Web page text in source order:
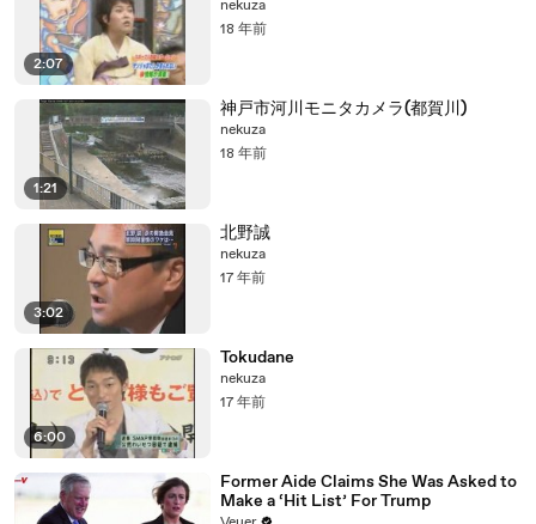
2:07
nekuza
18 年前
1:21
神戸市河川モニタカメラ(都賀川)
nekuza
18 年前
3:02
北野誠
nekuza
17 年前
6:00
Tokudane
nekuza
17 年前
Former Aide Claims She Was Asked to
Make a ‘Hit List’ For Trump